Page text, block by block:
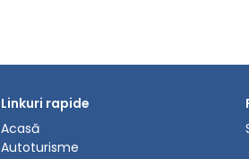
Linkuri rapide
Acasă
Autoturisme